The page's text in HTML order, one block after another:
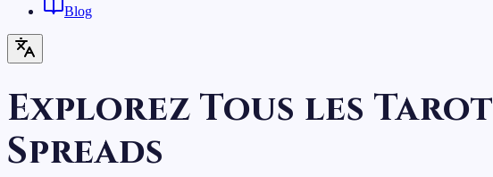
Blog
Explorez Tous les Tarot
Spreads